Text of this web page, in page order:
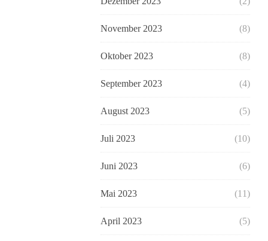
November 2023 (8)
Oktober 2023 (8)
September 2023 (4)
August 2023 (5)
Juli 2023 (10)
Juni 2023 (6)
Mai 2023 (11)
April 2023 (5)